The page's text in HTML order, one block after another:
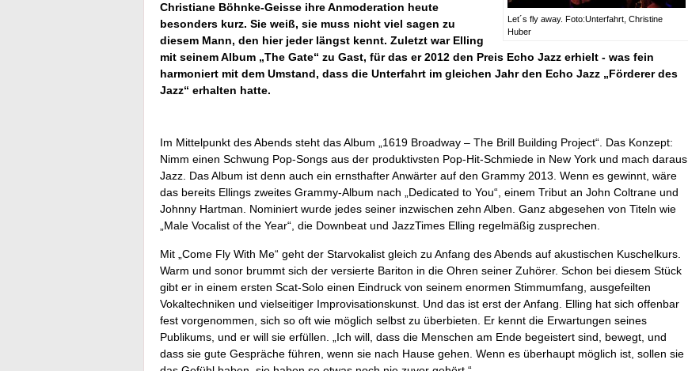
Let´s fly away. Foto:Unterfahrt, Christine
Huber
Christiane Böhnke-Geisse ihre Anmoderation heute
besonders kurz. Sie weiß, sie muss nicht viel sagen zu
diesem Mann, den hier jeder längst kennt. Zuletzt war Elling
mit seinem Album „The Gate“ zu Gast, für das er 2012 den Preis Echo Jazz erhielt - was fein
harmoniert mit dem Umstand, dass die Unterfahrt im gleichen Jahr den Echo Jazz „Förderer des
Jazz“ erhalten hatte.
Im Mittelpunkt des Abends steht das Album „1619 Broadway – The Brill Building Project“. Das Konzept:
Nimm einen Schwung Pop-Songs aus der produktivsten Pop-Hit-Schmiede in New York und mach daraus
Jazz. Das Album ist denn auch ein ernsthafter Anwärter auf den Grammy 2013. Wenn es gewinnt, wäre
das bereits Ellings zweites Grammy-Album nach „Dedicated to You“, einem Tribut an John Coltrane und
Johnny Hartman. Nominiert wurde jedes seiner inzwischen zehn Alben. Ganz abgesehen von Titeln wie
„Male Vocalist of the Year“, die Downbeat und JazzTimes Elling regelmäßig zusprechen.
Mit „Come Fly With Me“ geht der Starvokalist gleich zu Anfang des Abends auf akustischen Kuschelkurs.
Warm und sonor brummt sich der versierte Bariton in die Ohren seiner Zuhörer. Schon bei diesem Stück
gibt er in einem ersten Scat-Solo einen Eindruck von seinem enormen Stimmumfang, ausgefeilten
Vokaltechniken und vielseitiger Improvisationskunst. Und das ist erst der Anfang. Elling hat sich offenbar
fest vorgenommen, sich so oft wie möglich selbst zu überbieten. Er kennt die Erwartungen seines
Publikums, und er will sie erfüllen. „Ich will, dass die Menschen am Ende begeistert sind, bewegt, und
dass sie gute Gespräche führen, wenn sie nach Hause gehen. Wenn es überhaupt möglich ist, sollen sie